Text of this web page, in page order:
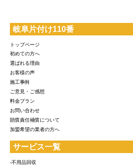
岐阜片付け110番
トップページ
初めての方へ
選ばれる理由
お客様の声
施工事例
ご意見・ご感想
料金プラン
お問い合わせ
賠償責任補償について
加盟希望の業者の方へ
サービス一覧
-不用品回収